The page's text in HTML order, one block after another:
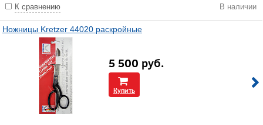
К сравнению В наличии
Ножницы Kretzer 44020 раскройные
5 500 руб.
Купить